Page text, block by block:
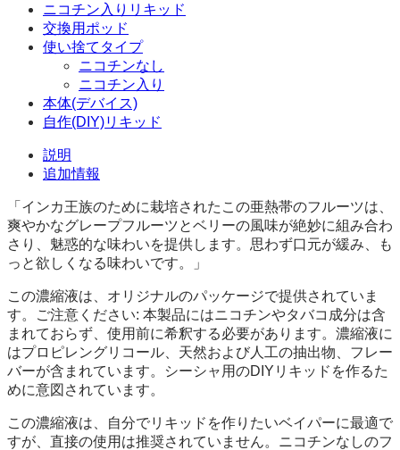
プ
フ
ル
&
ベ
ー
個
ニコチン入りリキッド
交換用ポッド
使い捨てタイプ
ニコチンなし
ニコチン入り
本体(デバイス)
自作(DIY)リキッド
説明
追加情報
「インカ王族のために栽培されたこの亜熱帯のフルーツは、
爽やかなグレープフルーツとベリーの風味が絶妙に組み合わ
さり、魅惑的な味わいを提供します。思わず口元が緩み、も
っと欲しくなる味わいです。」
この濃縮液は、オリジナルのパッケージで提供されていま
す。ご注意ください: 本製品にはニコチンやタバコ成分は含
まれておらず、使用前に希釈する必要があります。濃縮液に
はプロピレングリコール、天然および人工の抽出物、フレー
バーが含まれています。シーシャ用のDIYリキッドを作るた
めに意図されています。
この濃縮液は、自分でリキッドを作りたいベイパーに最適で
すが、直接の使用は推奨されていません。ニコチンなしのフ